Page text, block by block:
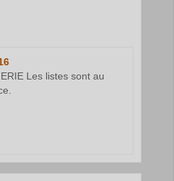
Les listes sont au